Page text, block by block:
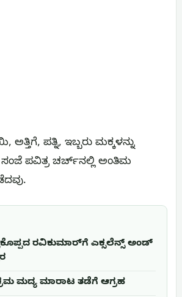
ಅತ್ತಿಗೆ, ಪತ್ನಿ, ಇಬ್ಬರು ಮಕ್ಕಳನ್ನು
ಸಂಜೆ ಪವಿತ್ರ ಚರ್ಚ್‌ನಲ್ಲಿ ಅಂತಿಮ
ರವಿಕುಮಾರ್‌ಗೆ ಎಕ್ಸಲೆನ್ಸ್ ಅಂಡ್
ಮದ್ಯ ಮಾರಾಟ ತಡೆಗೆ ಆಗ್ರಹ